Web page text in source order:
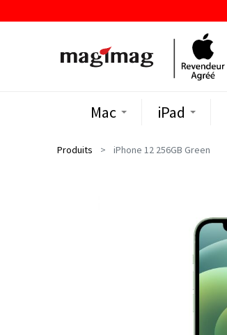
Mac iPad
Produits iPhone 12 256GB Green